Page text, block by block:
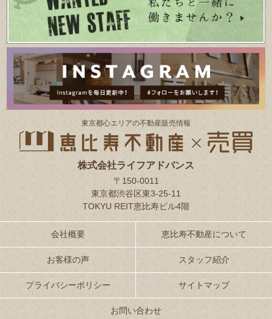
東京都⼼エリアの不動産販売情報
株式会社ライフアドバンス
〒150-0011
東京都渋谷区東3-25-11
TOKYU REIT恵比寿ビル4階
会社概要 恵比寿不動産について
お客様の声 スタッフ紹介
プライバシーポリシー サイトマップ
お問い合わせ